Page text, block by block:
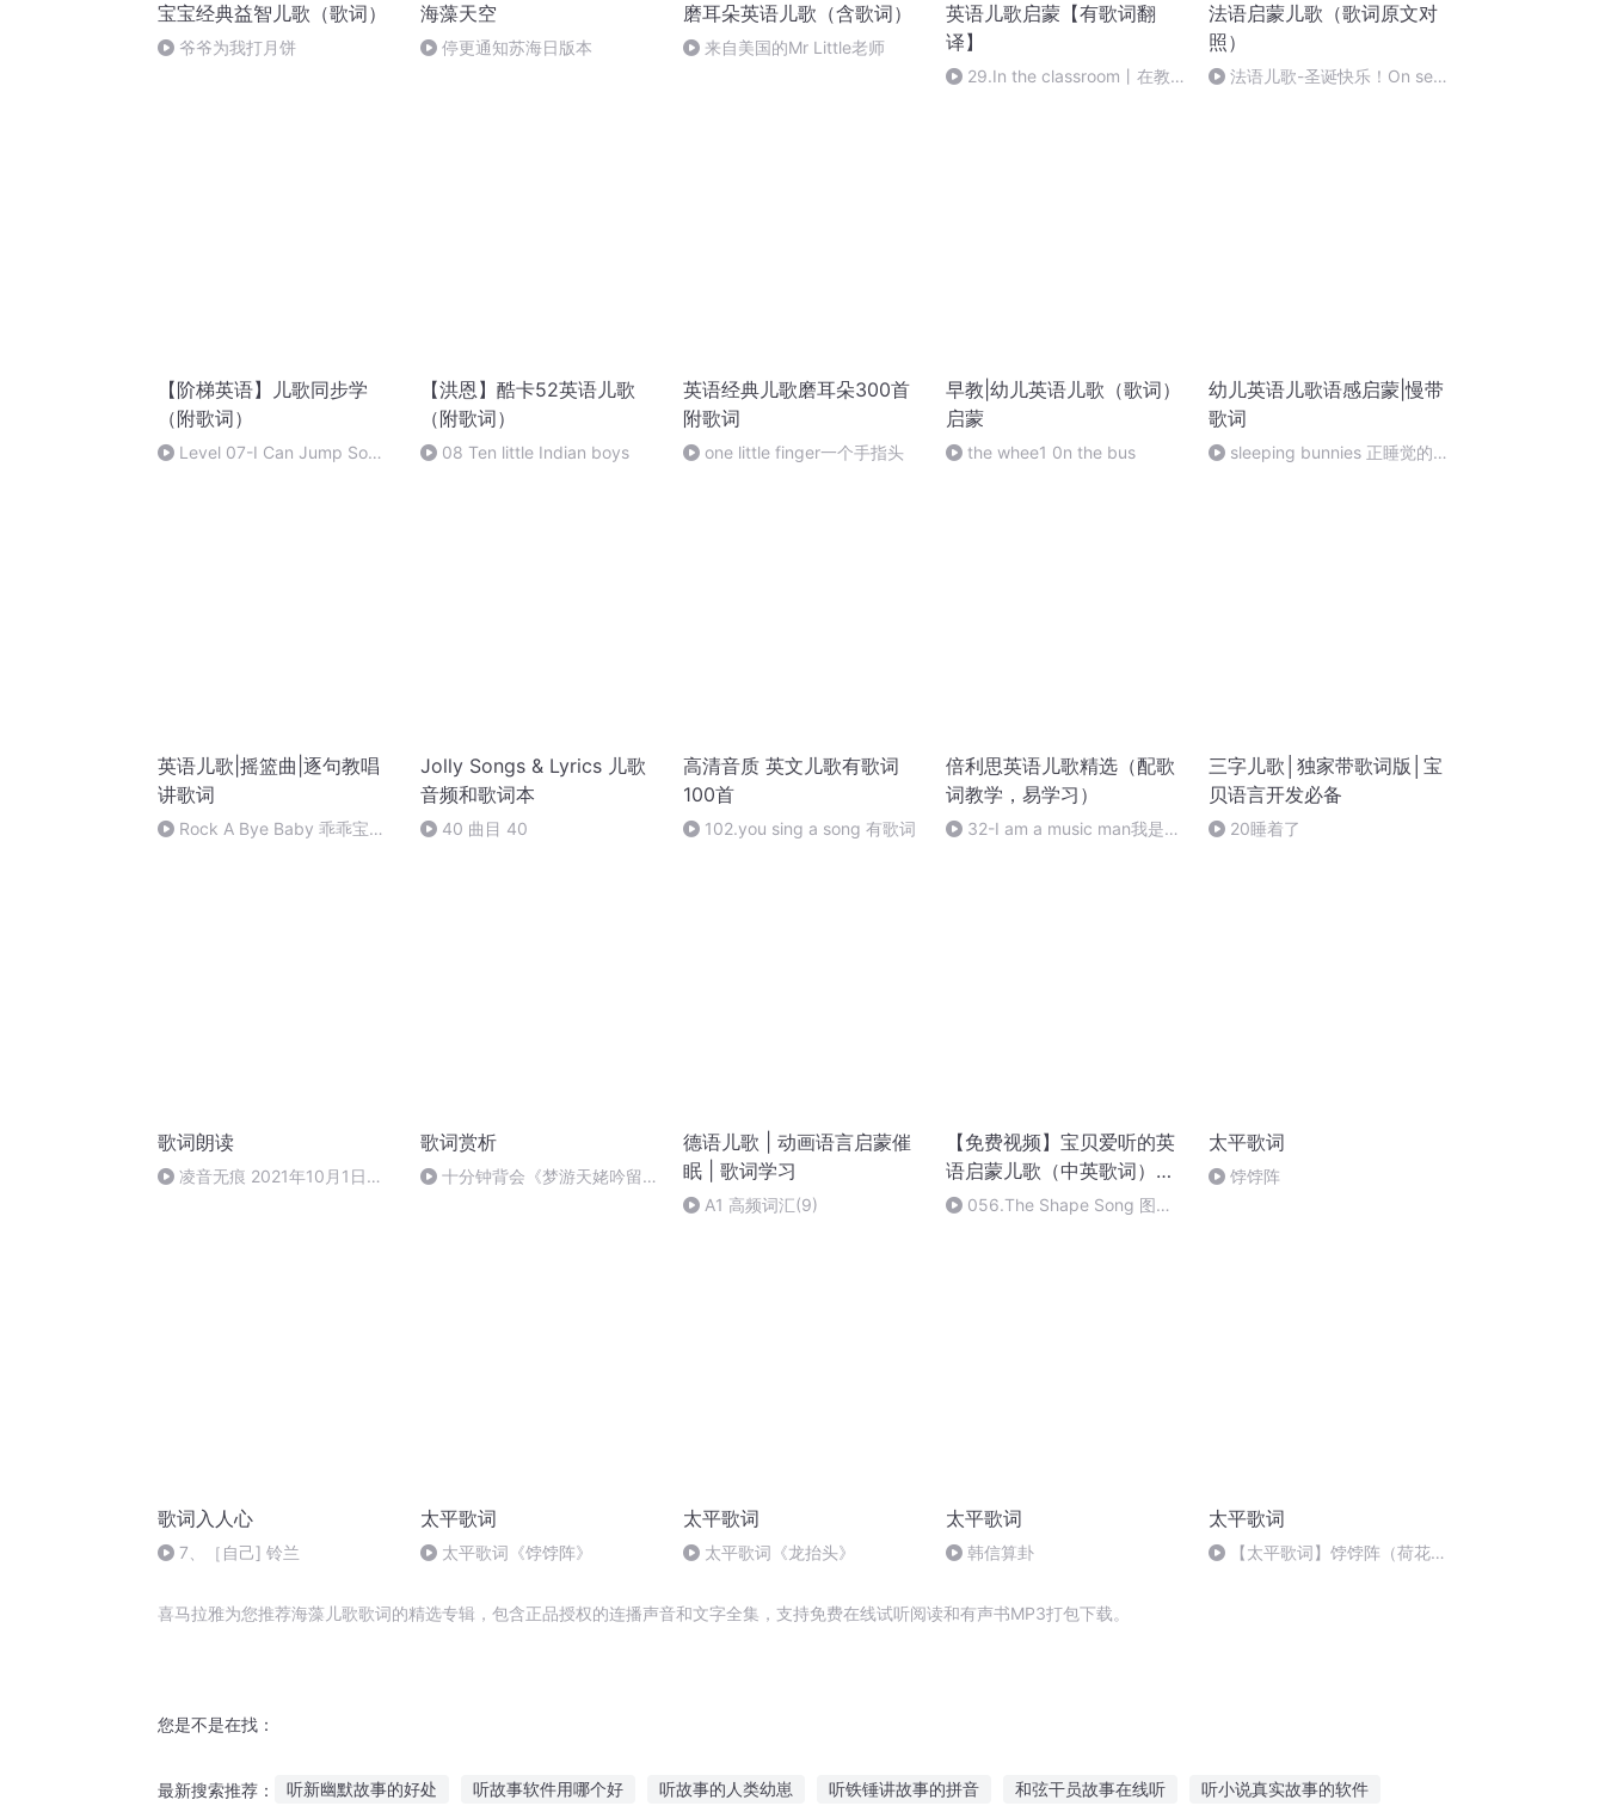
宝宝经典益智儿歌（歌词）
爷爷为我打月饼
海藻天空
停更通知苏海日版本
磨耳朵英语儿歌（含歌词）
来自美国的Mr Little老师
英语儿歌启蒙【有歌词翻
译】
29.In the classroom丨在教
法语启蒙儿歌（歌词原文对
照）
法语儿歌-圣诞快乐！On se
【阶梯英语】儿歌同步学
（附歌词）
Level 07-I Can Jump So
【洪恩】酷卡52英语儿歌
（附歌词）
08 Ten little Indian boys
英语经典儿歌磨耳朵300首
附歌词
one little finger一个手指头
早教|幼儿英语儿歌（歌词）
启蒙
the whee1 0n the bus
幼儿英语儿歌语感启蒙|慢带
歌词
sleeping bunnies 正睡觉的
英语儿歌|摇篮曲|逐句教唱
讲歌词
Rock A Bye Baby 乖乖宝贝
Jolly Songs & Lyrics 儿歌
音频和歌词本
40 曲目 40
高清音质 英文儿歌有歌词
100首
102.you sing a song 有歌词
倍利思英语儿歌精选（配歌
词教学，易学习）
32-I am a music man我是一
三字儿歌│独家带歌词版│宝
贝语言开发必备
20睡着了
歌词朗读
凌音无痕 2021年10月1日
歌词赏析
十分钟背会《梦游天姥吟留
德语儿歌 | 动画语言启蒙催
眠 | 歌词学习
A1 高频词汇(9)
【免费视频】宝贝爱听的英
语启蒙儿歌（中英歌词）磨
耳 056.The Shape Song 图形
太平歌词
饽饽阵
歌词入人心
7、［自己] 铃兰
太平歌词
太平歌词《饽饽阵》
太平歌词
太平歌词《龙抬头》
太平歌词
韩信算卦
太平歌词
【太平歌词】饽饽阵（荷花
喜马拉雅为您推荐海藻儿歌歌词的精选专辑，包含正品授权的连播声音和文字全集，支持免费在线试听阅读和有声书MP3打包下载。
您是不是在找：
最新搜索推荐： 听新幽默故事的好处 听故事软件用哪个好 听故事的人类幼崽 听铁锤讲故事的拼音 和弦干员故事在线听 听小说真实故事的软件